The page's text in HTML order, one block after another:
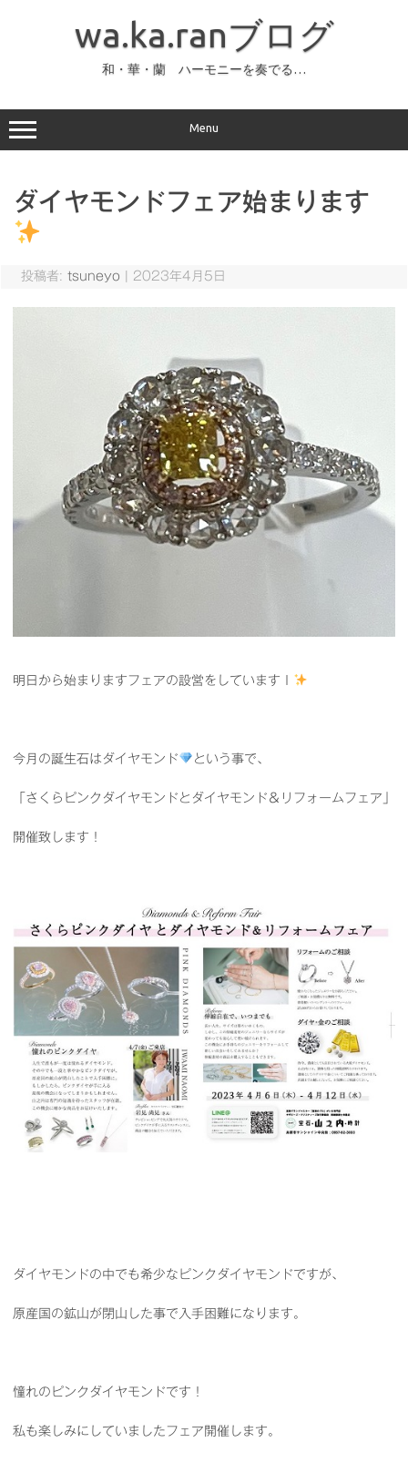
ッ
プ
wa.ka.ranブログ
和・華・蘭 ハーモニーを奏でる…
Menu
ダイヤモンドフェア始まります
投稿者: tsuneyo 2023年4月5日
明日から始まりますフェアの設営をしていますｌ
今月の誕生石はダイヤモンド という事で、
「さくらピンクダイヤモンドとダイヤモンド＆リフォームフェア」
開催致します！
ダイヤモンドの中でも希少なピンクダイヤモンドですが、
原産国の鉱山が閉山した事で入手困難になります。
憧れのピンクダイヤモンドです！
私も楽しみにしていましたフェア開催します。